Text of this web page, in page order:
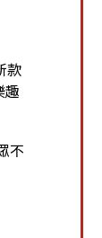
款
趣
不